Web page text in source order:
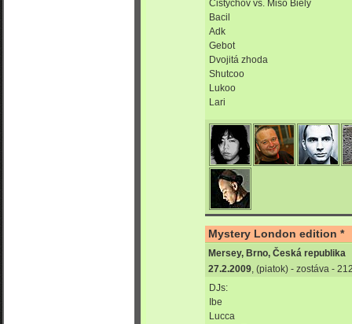
Čistychov vs. Mišo Biely
Bacil
Adk
Gebot
Dvojitá zhoda
Shutcoo
Lukoo
Lari
Mystery London edition *
Mersey, Brno, Česká republika
27.2.2009, (piatok) - zostáva -
DJs:
Ibe
Lucca